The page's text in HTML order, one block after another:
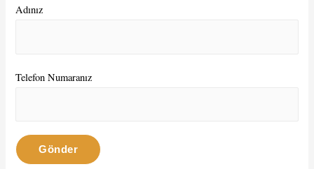
:
Adınız
Telefon Numaranız